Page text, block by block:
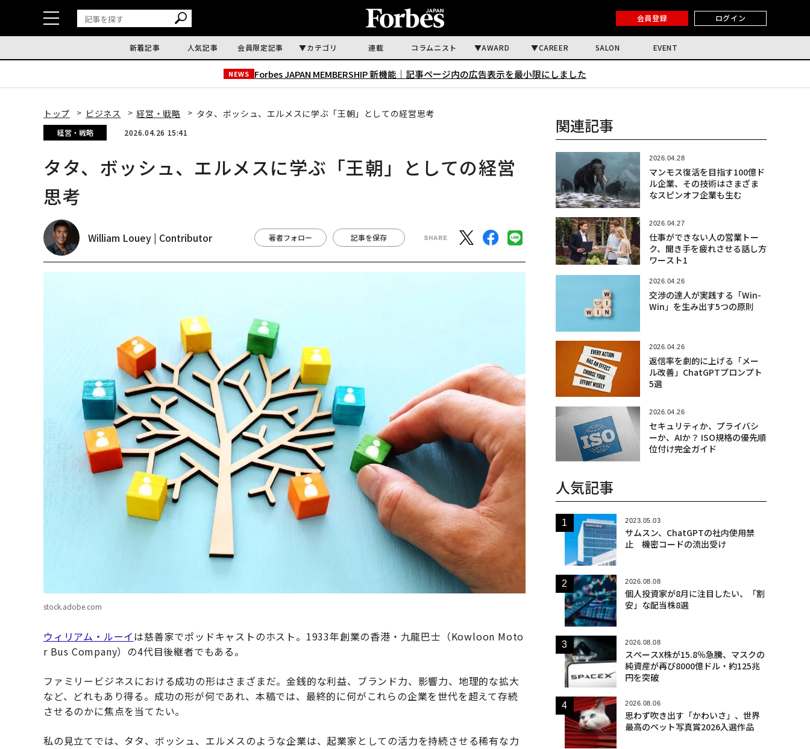
会員登録 ログイン
新着記事 人気記事 会員限定記事 カテゴリ 連載 コラムニスト AWARD CAREER SALON EVENT
NEWS Forbes JAPAN MEMBERSHIP 新機能｜ 記事ページ内の広告表示を最小限にしました
トップ ビジネス 経営・戦略 タタ、ボッシュ、エルメスに学ぶ「王朝」としての経営思考
経営・戦略 2026.04.26 15:41
タタ、ボッシュ、エルメスに学ぶ「王朝」としての経営
思考
William Louey | Contributor 著者フォロー 記事を保存
stock.adobe.com
ウィリアム・ルーイは慈善家でポッドキャストのホスト。1933年創業の香港・九龍巴士（Kowloon Moto
r Bus Company）の4代目後継者でもある。
ファミリービジネスにおける成功の形はさまざまだ。金銭的な利益、ブランド力、影響力、地理的な拡大
など、どれもあり得る。成功の形が何であれ、本稿では、最終的に何がこれらの企業を世代を超えて存続
させるのかに焦点を当てたい。
私の見立てでは、タタ、ボッシュ、エルメスのような企業は、起業家としての活力を持続させる稀有な力
関連記事
2026.04.28
マンモス復活を目指す100億ド
ル企業、その技術はさまざま
なスピンオフ企業も生む
2026.04.27
仕事ができない人の営業トー
ク、聞き手を疲れさせる話し方
ワースト1
2026.04.26
交渉の達人が実践する「Win-
Win」を生み出す5つの原則
2026.04.26
返信率を劇的に上げる「メー
ル改善」ChatGPTプロンプト
5選
2026.04.26
セキュリティか、プライバシ
ーか、AIか？ ISO規格の優先順
位付け完全ガイド
人気記事
2023.05.03
サムスン、ChatGPTの社内使用禁
止 機密コードの流出受け
2026.08.08
個人投資家が8月に注目したい、「割
安」な配当株8選
2026.08.08
スペースX株が15.8％急騰、マスクの
純資産が再び8000億ドル・約125兆
円を突破
2026.08.06
思わず吹き出す「かわいさ」、世界
最高のペット写真賞2026入選作品